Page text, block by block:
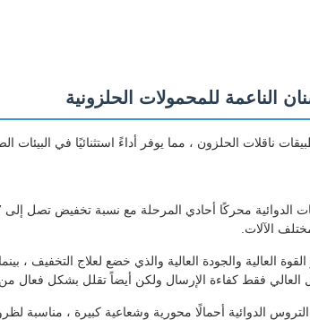
الناعمة للمحمولات الحلزونية
الحلزون ، مما يوفر أداءً استثنائيًا في البيئات
الآلات.
العالية والجودة العالية والذي خضع لعلاج التخفيف ،
العالي فقط كفاءة الإرسال ولكن أيضاً تقلل بشكل
الدوائية أحمالًا محورية وشعاعية كبيرة ، مناسبة